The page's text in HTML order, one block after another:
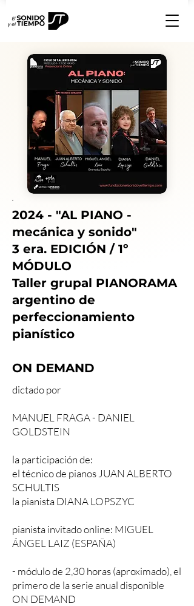
2024 - "AL PIANO -
mecánica y sonido"
3 era. EDICIÓN / 1º
MÓDULO
Taller grupal PIANORAMA
argentino de
perfeccionamiento
pianístico
ON DEMAND
dictado por
MANUEL FRAGA - DANIEL
GOLDSTEIN
la participación de:
el técnico de pianos JUAN ALBERTO
SCHULTIS
la pianista DIANA LOPSZYC
pianista invitado online: MIGUEL
ÁNGEL LAIZ (ESPAÑA)
- módulo de 2,30 horas (aproximado), el
primero de la serie anual disponible
ON DEMAND